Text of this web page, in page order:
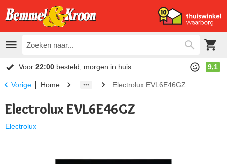
Voor 22:00 besteld, morgen in huis 9,1
Vorige Home Electrolux EVL6E46GZ
Electrolux EVL6E46GZ
Electrolux